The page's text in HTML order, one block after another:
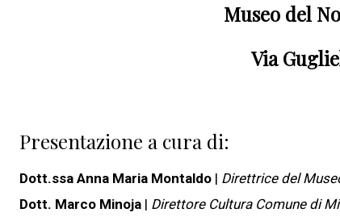
Museo del
Via
Presentazione a cura di:
Dott.ssa Anna Maria Montaldo | Direttrice del
Dott. Marco Minoja | Direttore Cultura Comune di